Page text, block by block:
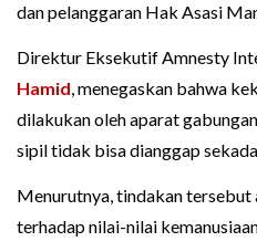
dan pelanggaran Hak Asasi
Direktur Eksekutif Amnesty
Hamid, menegaskan bahwa
dilakukan oleh aparat
sipil tidak bisa dianggap
Menurutnya, tindakan tersebut
terhadap nilai-nilai